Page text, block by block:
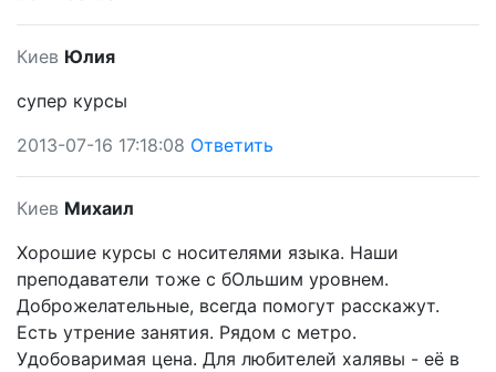
Киев Юлия
супер курсы
2013-07-16 17:18:08 Ответить
Киев Михаил
Хорошие курсы с носителями языка. Наши
преподаватели тоже с бОльшим уровнем.
Доброжелательные, всегда помогут расскажут.
Есть утрение занятия. Рядом с метро.
Удобоваримая цена. Для любителей халявы - её в